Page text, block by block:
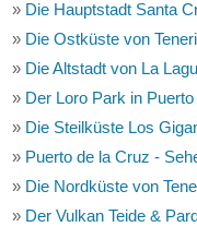
» Die Hauptstadt Santa
» Die Ostküste von
» Die Altstadt von La
» Der Loro Park in
» Die Steilküste Los
» Puerto de la Cruz -
» Die Nordküste von
» Der Vulkan Teide &